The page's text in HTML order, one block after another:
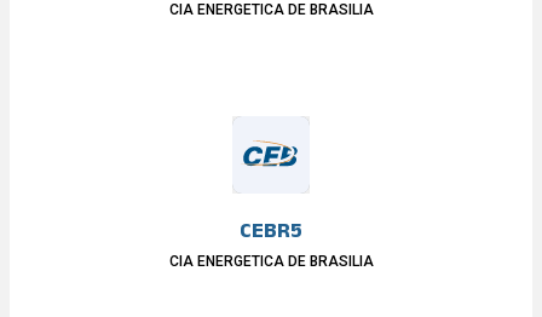
CIA ENERGETICA DE BRASILIA
CEBR5
CIA ENERGETICA DE BRASILIA